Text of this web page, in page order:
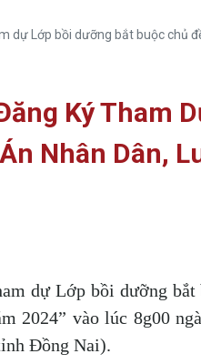
dự Lớp bồi dưỡng bắt buộc chủ
Ký Tham
Nhân Dân,
dự Lớp bồi dưỡng
2024” vào lúc 8g00
Đồng Nai).